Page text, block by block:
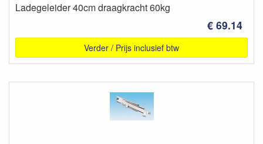
Ladegeleider 40cm draagkracht 60kg
€ 69.14
Verder / Prijs inclusief btw